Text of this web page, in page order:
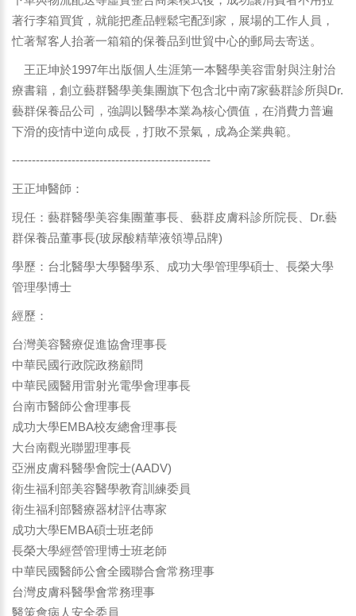
著行李箱買貨，就能把產品輕鬆宅配到家，展場的工作人員，
忙著幫客人抬著一箱箱的保養品到世貿中心的郵局去寄送。
王正坤於1997年出版個人生涯第一本醫學美容雷射與注射治
療書籍，創立藝群醫學美集團旗下包含北中南7家藝群診所與Dr.
藝群保養品公司，強調以醫學本業為核心價值，在消費力普遍
下滑的疫情中逆向成長，打敗不景氣，成為企業典範。
--------------------------------------------------
王正坤醫師：
現任：藝群醫學美容集團董事長、藝群皮膚科診所院長、Dr.藝
群保養品董事長(玻尿酸精華液領導品牌)
學歷：台北醫學大學醫學系、成功大學管理學碩士、長榮大學
管理學博士
經歷：
台灣美容醫療促進協會理事長
中華民國行政院政務顧問
中華民國醫用雷射光電學會理事長
台南市醫師公會理事長
成功大學EMBA校友總會理事長
大台南觀光聯盟理事長
亞洲皮膚科醫學會院士(AADV)
衛生福利部美容醫學教育訓練委員
衛生福利部醫療器材評估專家
成功大學EMBA碩士班老師
長榮大學經營管理博士班老師
中華民國醫師公會全國聯合會常務理事
台灣皮膚科醫學會常務理事
醫策會病人安全委員